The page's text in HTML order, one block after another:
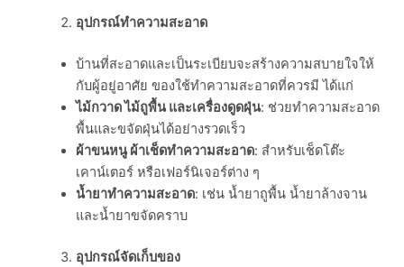
อุปกรณ์ทำความสะอาด
บ้านที่สะอาดและเป็นระเบียบจะสร้างความสบายใจให้
กับผู้อยู่อาศัย ของใช้ทำความสะอาดที่ควรมี ได้แก่
ไม้กวาด ไม้ถูพื้น และเครื่องดูดฝุ่น: ช่วยทำความสะอาด
พื้นและขจัดฝุ่นได้อย่างรวดเร็ว
ผ้าขนหนู ผ้าเช็ดทำความสะอาด: สำหรับเช็ดโต๊ะ
เคาน์เตอร์ หรือเฟอร์นิเจอร์ต่าง ๆ
น้ำยาทำความสะอาด: เช่น น้ำยาถูพื้น น้ำยาล้างจาน
และน้ำยาขจัดคราบ
อุปกรณ์จัดเก็บของ